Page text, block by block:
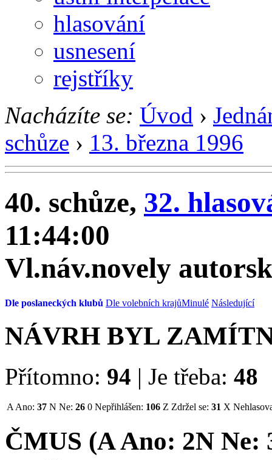
hlasování
usnesení
rejstříky
Nacházíte se: Úvod ›
schůze › 13. března 1996
40. schůze, 32.
11:44:00
Vl.náv.novely
Dle poslaneckých klubů Dle volebních krajůMinulé Následující
NÁVRH BYL
Přítomno: 94 | Je třeba: 48
A Ano: 37 N Ne: 26 0 Nepřihlášen: 106 Z Zdržel se: 31 X
ČMUS (AAno: 2N Ne: